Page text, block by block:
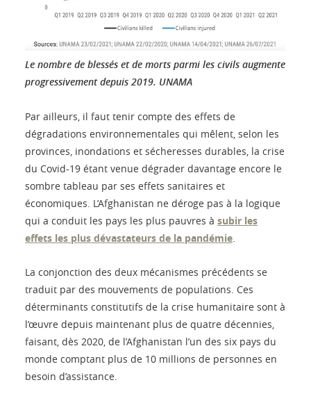
Le nombre de blessés et de morts parmi les civils augmente
progressivement depuis 2019. UNAMA
Par ailleurs, il faut tenir compte des effets de
dégradations environnementales qui mêlent, selon les
provinces, inondations et sécheresses durables, la crise
du Covid-19 étant venue dégrader davantage encore le
sombre tableau par ses effets sanitaires et
économiques. L’Afghanistan ne déroge pas à la logique
qui a conduit les pays les plus pauvres à subir les
effets les plus dévastateurs de la pandémie
La conjonction des deux mécanismes précédents se
traduit par des mouvements de populations. Ces
déterminants constitutifs de la crise humanitaire sont à
l’œuvre depuis maintenant plus de quatre décennies,
faisant, dès 2020, de l’Afghanistan l’un des six pays du
monde comptant plus de 10 millions de personnes en
besoin d’assistance.